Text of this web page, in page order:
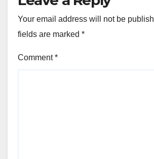
Your email address will not be
fields are marked *
Comment*